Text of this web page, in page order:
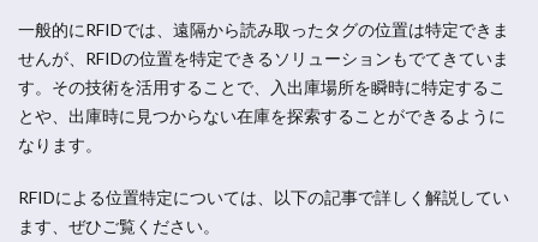
一般的にRFIDでは、遠隔から読み取ったタグの位置は特定できま
せんが、RFIDの位置を特定できるソリューションもでてきていま
す。その技術を活用することで、入出庫場所を瞬時に特定するこ
とや、出庫時に見つからない在庫を探索することができるように
なります。
RFIDによる位置特定については、以下の記事で詳しく解説してい
ます、ぜひご覧ください。